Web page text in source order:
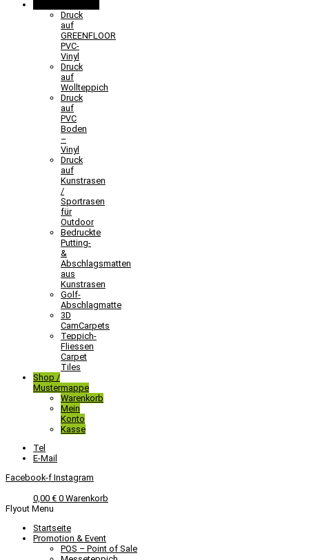
Druck
auf
GREENFLOOR
PVC-
Vinyl
Druck
auf
Wollteppich
Druck
auf
PVC
Boden
–
Vinyl
Druck
auf
Kunstrasen
/
Sportrasen
für
Outdoor
Bedruckte
Putting-
&
Abschlagsmatten
aus
Kunstrasen
Golf-
Abschlagmatte​
3D
CamCarpets
Teppich-
Fliessen
Carpet
Tiles
Shop /
Mustermappe
Warenkorb
Mein
Konto
Kasse
Tel
E-Mail
Facebook-f Instagram
0,00 € 0 Warenkorb
Flyout Menu
Startseite
Promotion & Event
POS – Point of Sale